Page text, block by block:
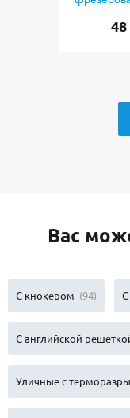
Вас
С кнокером (94) С
С английской
Уличные с